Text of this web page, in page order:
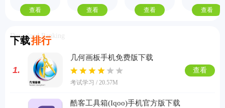
查看 查看
手
查看 查看
下载排行
Download Ranking
1.
几何画板手机免费版下载
考试学习 / 20.57M
查看
酷客工具箱(Iqoo)手机官方版下载